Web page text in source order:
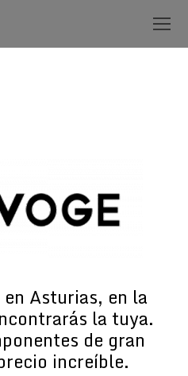
Asturias, en la
la tuya.
de gran
increíble.